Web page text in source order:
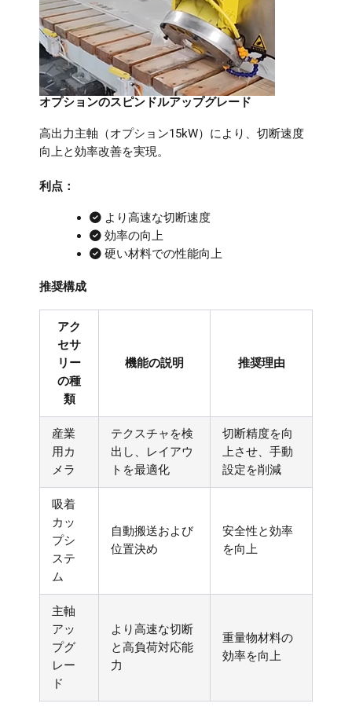
オプションのスピンドルアップグレード
高出力主軸（オプション15kW）により、切断速度
向上と効率改善を実現。
利点：
より高速な切断速度
効率の向上
硬い材料での性能向上
推奨構成
アク
セサ
リー
の種
類
機能の説明 推奨理由
産業
用カ
メラ
テクスチャを検
出し、レイアウ
トを最適化
切断精度を向
上させ、手動
設定を削減
吸着
カッ
プシ
ステ
ム
自動搬送および
位置決め
安全性と効率
を向上
主軸
アッ
プグ
レー
ド
より高速な切断
と高負荷対応能
力
重量物材料の
効率を向上